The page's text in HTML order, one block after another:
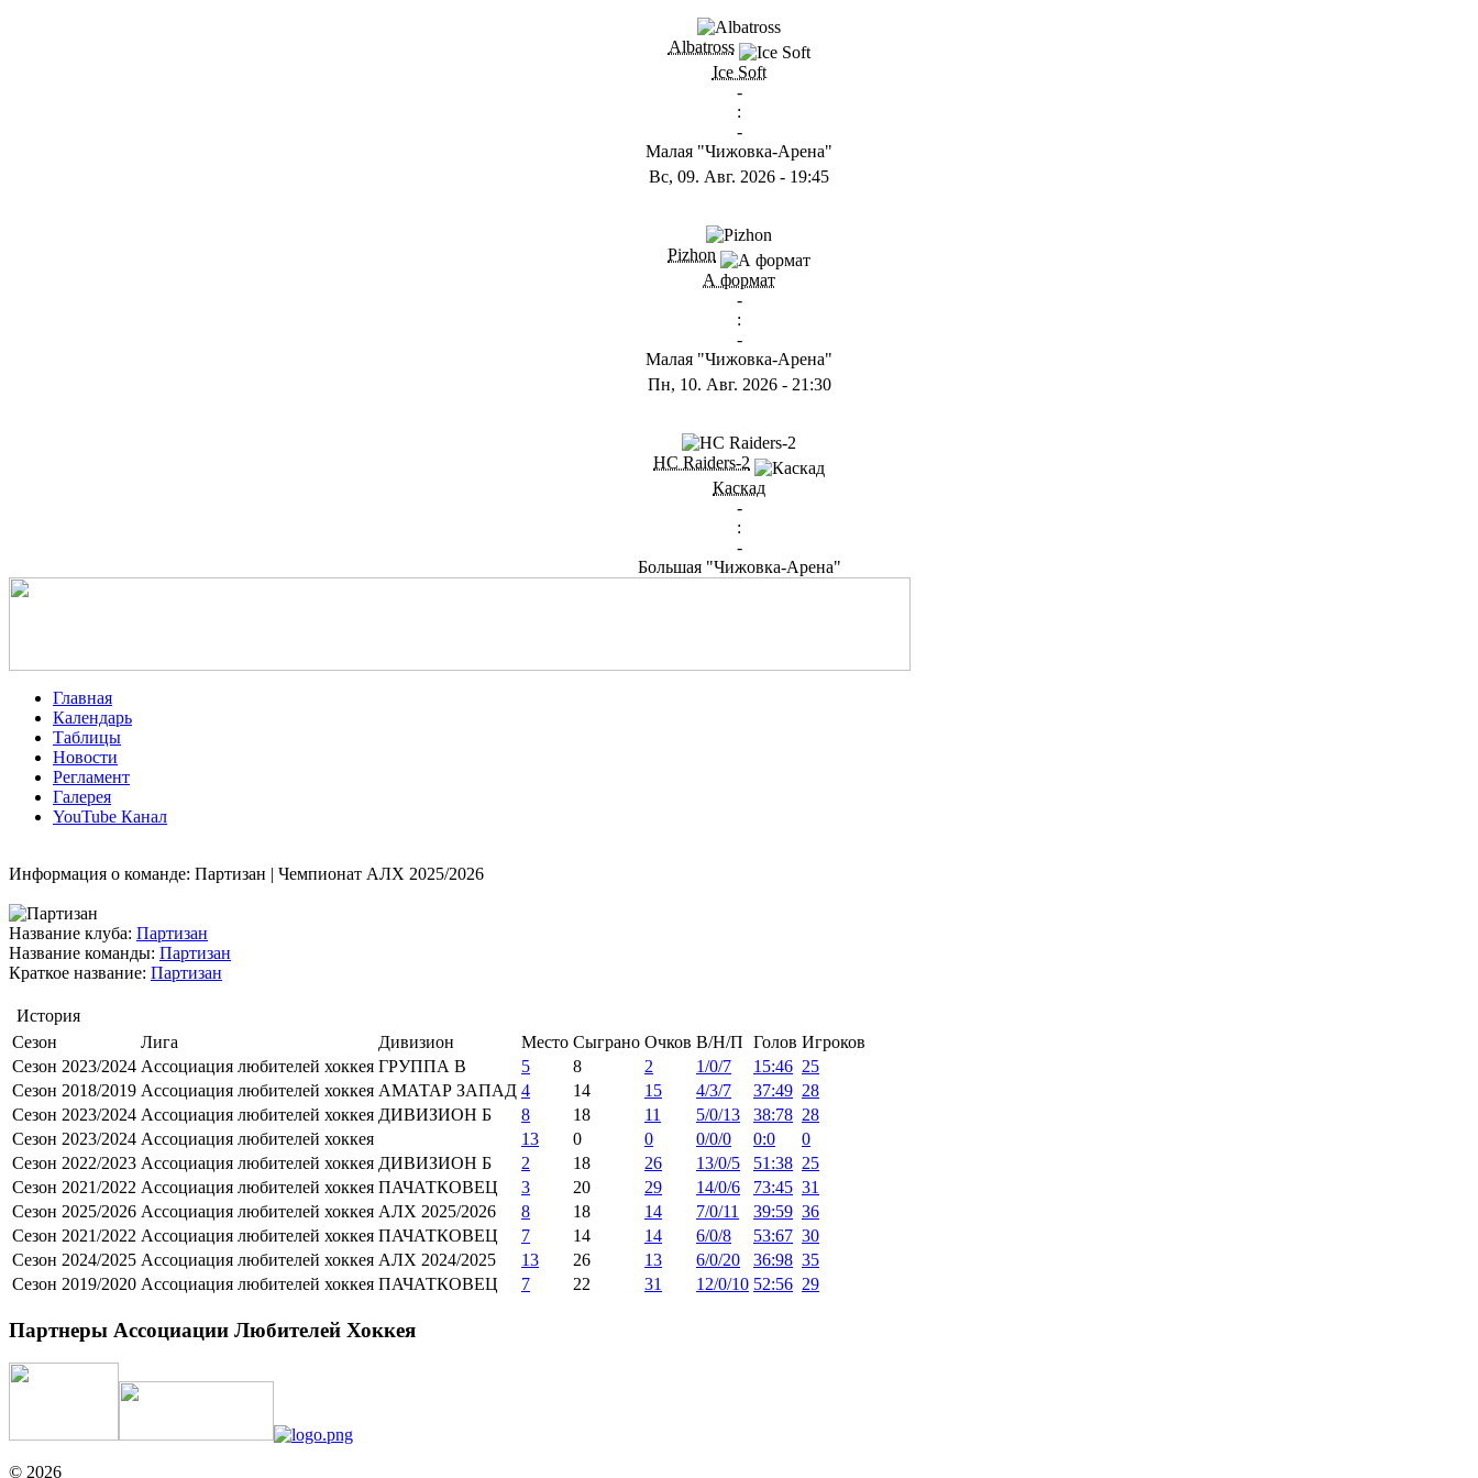
Albatross
Ice Soft
-
:
-
Малая "Чижовка-Арена"
Вс, 09. Авг. 2026 - 19:45
Pizhon
А формат
-
:
-
Малая "Чижовка-Арена"
Пн, 10. Авг. 2026- 21:30
HC Raiders-2
Каскад
-
:
-
Большая "Чижовка-Арена"
Главная
Календарь
Таблицы
Новости
Регламент
Галерея
YouTube Канал
Информация о команде: Партизан | Чемпионат АЛХ 2025/2026
Название клуба: Партизан
Название команды: Партизан
Краткое название: Партизан
История
Сезон
Лига Дивизион Место Сыграно Очков В/Н/П Голов Игроков
Сезон 2023/2024 Ассоциация любителей хоккея ГРУППА B 5 8 2 1/0/7 15:46 25
Сезон 2018/2019 Ассоциация любителей хоккея АМАТАР ЗАПАД 4 14 15 4/3/7 37:49 28
Сезон 2023/2024 Ассоциация любителей хоккея ДИВИЗИОН Б 8 18 11 5/0/13 38:78 28
Сезон 2023/2024 Ассоциация любителей хоккея 13 0 0 0/0/0 0:0
0
Сезон 2022/2023 Ассоциация любителей хоккея ДИВИЗИОН Б 2 18 26 13/0/5 51:38 25
Сезон 2021/2022 Ассоциация любителей хоккея ПАЧАТКОВЕЦ 3 20 29 14/0/6 73:45 31
Сезон 2025/2026 Ассоциация любителей хоккея АЛХ 2025/2026 8 18 14 7/0/11 39:59 36
Сезон 2021/2022 Ассоциация любителей хоккея ПАЧАТКОВЕЦ 7 14 14 6/0/8 53:67 30
Сезон 2024/2025 Ассоциация любителей хоккея АЛХ 2024/2025 13 26 13 6/0/20 36:98 35
Сезон 2019/2020 Ассоциация любителей хоккея ПАЧАТКОВЕЦ 7 22 31 12/0/10 52:56 29
Партнеры Ассоциации Любителей Хоккея
© 2026